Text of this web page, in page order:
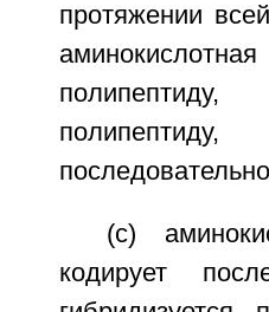
протяжении
(c)
кодирует